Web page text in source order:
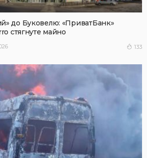
до Буковелю: «ПриватБанк»
стягнуте майно
133